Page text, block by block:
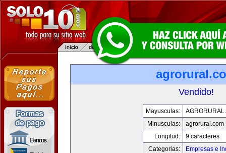
Vendido!
Mayusculas:
Minusculas:
agrorural.com
Longitud:
9 caracteres
Categorias:
Empresas e